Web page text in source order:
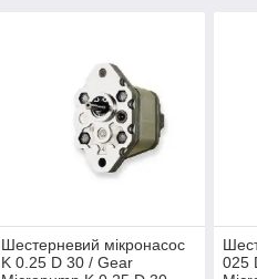
Шестерневий мікронасос
K 0.25 D 30 / Gear
025